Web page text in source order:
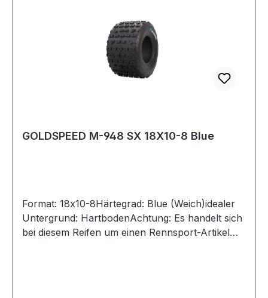
GOLDSPEED M-948 SX 18X10-8 Blue
Format: 18x10-8Härtegrad: Blue (Weich)idealer
Untergrund: HartbodenAchtung: Es handelt sich
bei diesem Reifen um einen Rennsport-Artikel